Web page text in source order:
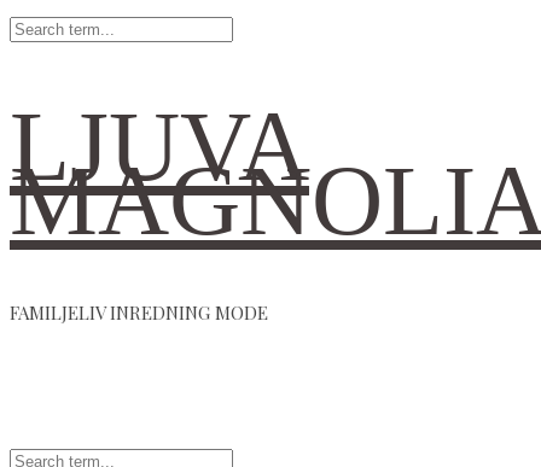
LJUVA
FAMILJELIV INREDNING MODE